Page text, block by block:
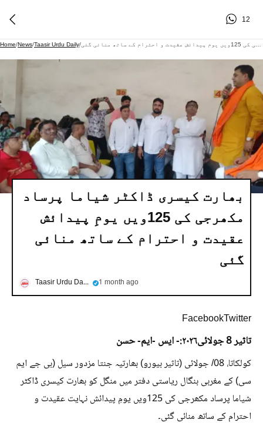
12
Home/News/Taasir Urdu Daily/
بھارت کیسری ڈاکٹر شیاما پرساد
مکھرجی کی 125ویں یومِ پیدائش
عقیدت و احترام کے ساتھ منائی
گئی
Taasir Urdu Daily 1 month ago
FacebookTwitter
تاثیر 8 جولائی ۲۰۲۶:- ایس -ایم- حسن
کولکاتا، 08/ جولائی (تاثیر بیورو) بھارتیہ جنتا مزدور سیل (بی جے ایم
سی) کے مغربی بنگال ریاستی دفتر میں منگل کو بھارت کیسری ڈاکٹر
شیاما پرساد مکھرجی کی 125ویں یومِ پیدائش نہایت عقیدت و
احترام کے ساتھ منائی گئی۔